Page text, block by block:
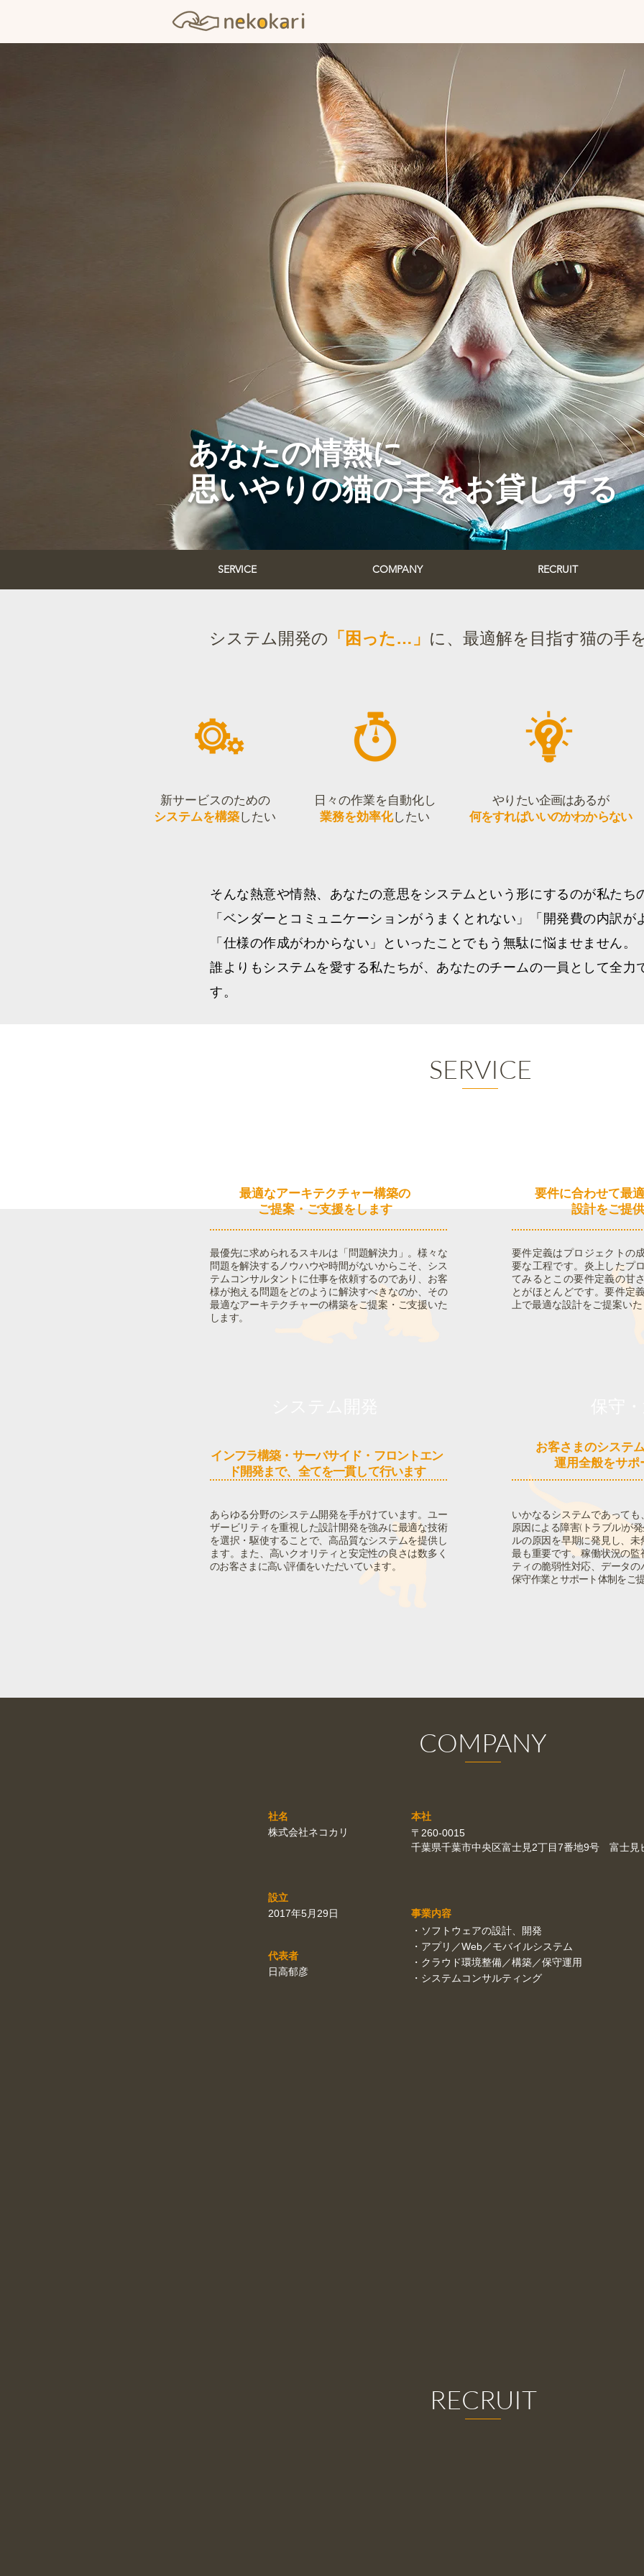
あなたの情熱に
思いやりの猫の手をお貸しする
SERVICE COMPANY RECRUIT
システム開発の 「困った…」 に、最適解を目指す猫の手
新サービスのための
システムを構築したい
日々の作業を自動化し
業務を効率化したい
やりたい企画はあるが
何をすればいいのかわからない
そんな熱意や情熱、あなたの意思をシステムという形にするのが私たち
「ベンダーとコミュニケーションがうまくとれない」「開発費の内訳が
「仕様の作成がわからない」といったことでもう無駄に悩ませません。
誰よりもシステムを愛する私たちが、あなたのチームの一員として全力
す。
SERVICE
お客さまのシステ
運用全般をサポ
​最適なアーキテクチャー構築の
ご提案・ご支援をします
要件に合わせて最
設計をご提
要件定義はプロジェクトの
要な工程です。炎上したプ
てみるとこの要件定義の甘
とがほとんどです。要件定
上で最適な設計をご提案い
最優先に求められるスキルは「問題解決力」。様々な
問題を解決するノウハウや時間がないからこそ、シス
テムコンサルタントに仕事を依頼するのであり、お客
様が抱える問題をどのように解決すべきなのか、その
最適なアーキテクチャーの構築をご提案・ご支援いた
します。
あらゆる分野のシステム開発を手がけています。ユー
ザービリティを重視した設計開発を強みに最適な技術
を選択・駆使することで、高品質なシステムを提供し
ます。また、高いクオリティと安定性の良さは数多く
のお客さまに高い評価をいただいています。
いかなるシステムであって
原因による障害(トラブル)が
ルの原因を早期に発見し、
最も重要です。稼働状況の
ティの脆弱性対応、データ
保守作業とサポート体制をご
インフラ構築・サーバサイド・フロントエン
ド開発まで、全てを一貫して行います
COMPANY
社名
株式会社ネコカリ
本社
〒260-0015
千葉県千葉市中央区富士見2丁目7番地9号 富士見
設立
2017年5月29日
代表者
日高郁彦
事業内容
・ ソフトウェアの設計、開発
・ アプリ／Web／モバイルシステム
・ クラウド環境整備／構築／保守運用
・ システムコンサルティング
RECRUIT